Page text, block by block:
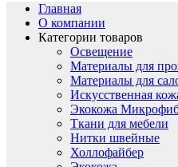
Главная
О компании
Категории товаров
Освещение
Материалы для
Материалы для
Искусственная
Экокожа
Ткани для мебели
Нитки швейные
Холлофайбер